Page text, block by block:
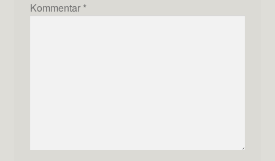
Kommentar *